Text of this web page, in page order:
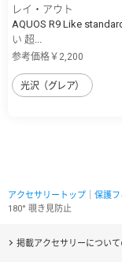
レイ・アウト
AQUOS R9 Like
い 超...
参考価格￥2,200
光沢（グレア）
アクセサリートップ 保護フ
180° 覗き見防止
掲載アクセサリーについ